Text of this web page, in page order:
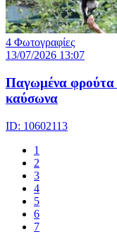
4 Φωτογραφίες
13/07/2026 13:07
Παγωμένα φρούτα
καύσωνα
ID: 10602113
1
2
3
4
5
6
7